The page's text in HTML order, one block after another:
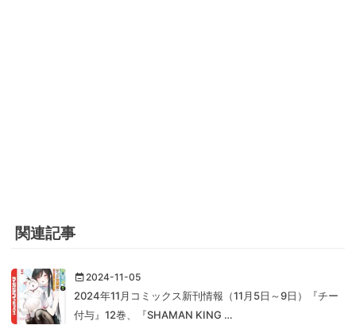
関連記事
2024-11-05
2024年11月コミックス新刊情報（11月5日～9日）『チー
付与』12巻、『SHAMAN KING …